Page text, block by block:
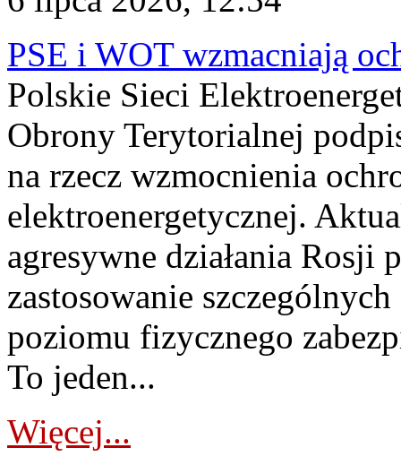
PSE i WOT wzmacniają
Polskie Sieci
Obrony Terytorialnej
na rzecz wzmocnienia
elektroenergetycznej.
agresywne działania Rosji
zastosowanie
poziomu fizycznego
To jeden...
Więcej...